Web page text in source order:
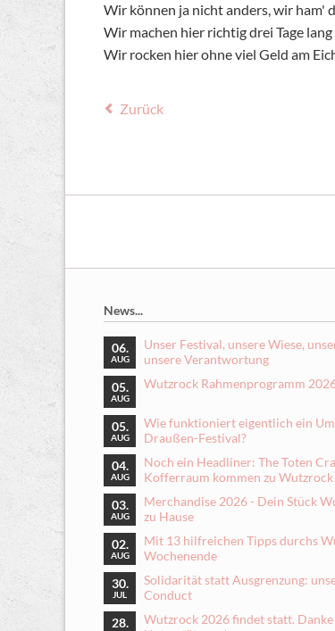
Wir können ja nicht anders, wir ham'
Wir machen hier richtig drei Tage
Wir rocken hier ohne viel Geld am
Zurück
News...
06.
AUG
Unser Festival, unsere Wiese,
unsere Verantwortung
05.
AUG
Wutzrock Rahmenprogramm
05.
AUG
Wie funktioniert eigentlich ein
Draußen-Festival?
04.
AUG
Noch ein Headliner: The Toten
Kofferraum kommen zu Wutzrock
03.
AUG
Merchandise 2026 - Dein Stück
zu Hause
02.
AUG
Mit 13 hilfreichen Tipps durchs
Wochenende
30.
JUL
Solidarität statt Ausgrenzung:
Conduct
28.
Wutzrock 2026 findet statt.